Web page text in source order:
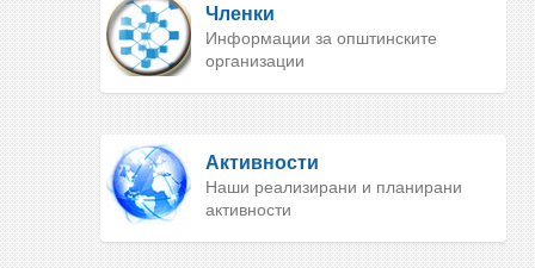
Членки
Информации за општинските
организации
Активности
Наши реализирани и планирани
активности